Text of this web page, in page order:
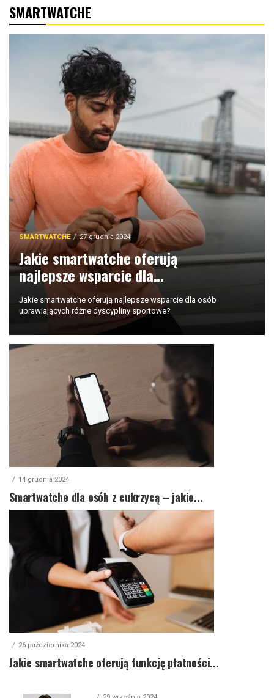
SMARTWATCHE
SMARTWATCHE 27 grudnia 2024
Jakie smartwatche oferują
najlepsze wsparcie dla...
Jakie smartwatche oferują najlepsze wsparcie dla osób
uprawiających różne dyscypliny sportowe?
14 grudnia 2024
Smartwatche dla osób z cukrzycą – jakie...
26 października 2024
Jakie smartwatche oferują funkcję płatności...